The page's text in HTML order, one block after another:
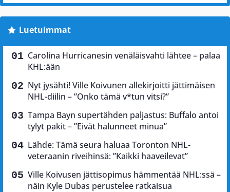
Luetuimmat
Carolina Hurricanesin venäläisvahti lähtee – palaa
KHL:ään
Nyt jysähti! Ville Koivunen allekirjoitti jättimäisen
NHL-diilin – ”Onko tämä v*tun vitsi?”
Tampa Bayn supertähden paljastus: Buffalo antoi
tylyt pakit – ”Eivät halunneet minua”
Lähde: Tämä seura haluaa Toronton NHL-
veteraanin riveihinsä: ”Kaikki haaveilevat”
Ville Koivusen jättisopimus hämmentää NHL:ssä –
näin Kyle Dubas perustelee ratkaisua